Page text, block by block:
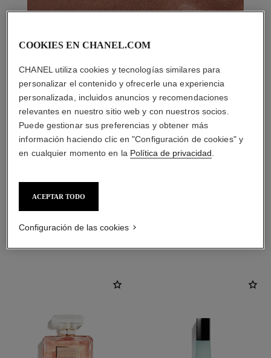
LA COMBINACIÓN PERFECTA
COOKIES EN CHANEL.COM
CHANEL utiliza cookies y tecnologías similares para
personalizar el contenido y ofrecerle una experiencia
personalizada, incluidos anuncios y recomendaciones
relevantes en nuestro sitio web y con nuestros socios.
Puede gestionar sus preferencias y obtener más
información haciendo clic en "Configuración de cookies" y
en cualquier momento en la Política de privacidad
ACEPTAR TODO
Configuración de las cookies